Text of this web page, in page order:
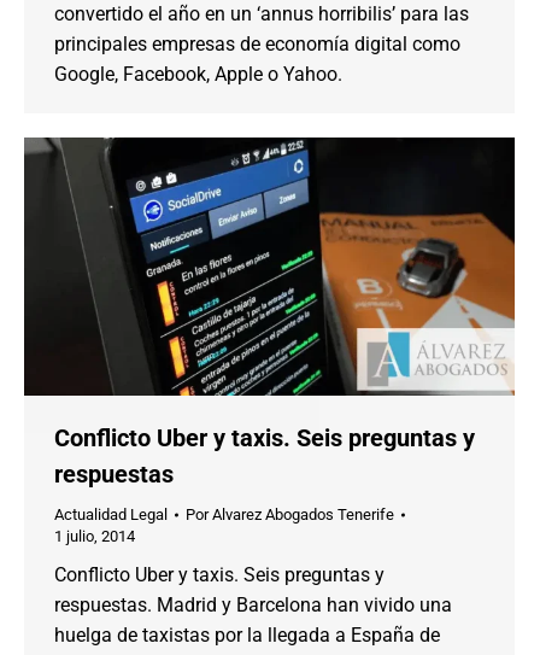
convertido el año en un ‘annus horribilis’ para las
principales empresas de economía digital como
Google, Facebook, Apple o Yahoo.
Conflicto Uber y taxis. Seis preguntas y
respuestas
Actualidad Legal PorAlvarez Abogados Tenerife
1 julio, 2014
Conflicto Uber y taxis. Seis preguntas y
respuestas. Madrid y Barcelona han vivido una
huelga de taxistas por la llegada a España de